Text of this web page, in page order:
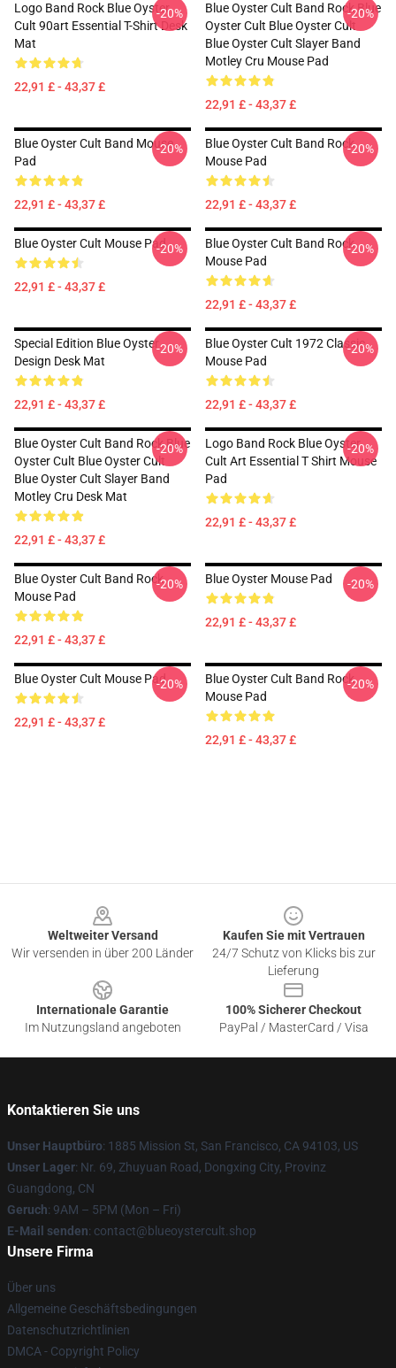
Logo Band Rock Blue Oyster
Cult 90art Essential T-Shirt Desk
Mat
22,91 £ - 43,37 £
-20%
Blue Oyster Cult Band Rock Blue
Oyster Cult Blue Oyster Cult
Blue Oyster Cult Slayer Band
Motley Cru Mouse Pad
22,91 £ - 43,37 £
-20%
Blue Oyster Cult Band Mouse
Pad
22,91 £ - 43,37 £
-20%
Blue Oyster Cult Band Rock
Mouse Pad
22,91 £ - 43,37 £
-20%
Blue Oyster Cult Mouse Pad
22,91 £ - 43,37 £
-20%
Blue Oyster Cult Band Rock
Mouse Pad
22,91 £ - 43,37 £
-20%
Special Edition Blue Oyster
Design Desk Mat
22,91 £ - 43,37 £
-20%
Blue Oyster Cult 1972 Classic
Mouse Pad
22,91 £ - 43,37 £
-20%
Blue Oyster Cult Band Rock Blue
Oyster Cult Blue Oyster Cult
Blue Oyster Cult Slayer Band
Motley Cru Desk Mat
22,91 £ - 43,37 £
-20%
Logo Band Rock Blue Oyster
Cult Art Essential T Shirt Mouse
Pad
22,91 £ - 43,37 £
-20%
Blue Oyster Cult Band Rock
Mouse Pad
22,91 £ - 43,37 £
-20% Blue Oyster Mouse Pad
22,91 £ - 43,37 £
-20%
Blue Oyster Cult Mouse Pad
22,91 £ - 43,37 £
-20%
Blue Oyster Cult Band Rock
Mouse Pad
22,91 £ - 43,37 £
-20%
Weltweiter Versand
Wir versenden in über 200 Länder
Kaufen Sie mit Vertrauen
24/7 Schutz von Klicks bis zur
Lieferung
Internationale Garantie
Im Nutzungsland angeboten
100% Sicherer Checkout
PayPal / MasterCard / Visa
Kontaktieren Sie uns
Unser Hauptbüro: 1885 Mission St, San Francisco, CA 94103, US
Unser Lager: Nr. 69, Zhuyuan Road, Dongxing City, Provinz
Guangdong, CN
Geruch: 9AM – 5PM (Mon – Fri)
E-Mail senden: contact@blueoystercult.shop
Unsere Firma
Über uns
Allgemeine Geschäftsbedingungen
Datenschutzrichtlinien
DMCA - Copyright Policy